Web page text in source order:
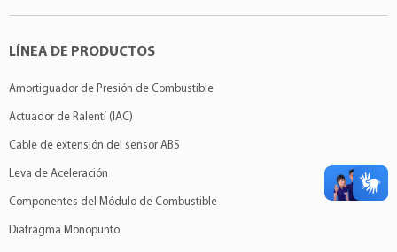
LÍNEA DE PRODUCTOS
Amortiguador de Presión de Combustible
Actuador de Ralentí (IAC)
Cable de extensión del sensor ABS
Leva de Aceleración
Componentes del Módulo de Combustible
Diafragma Monopunto